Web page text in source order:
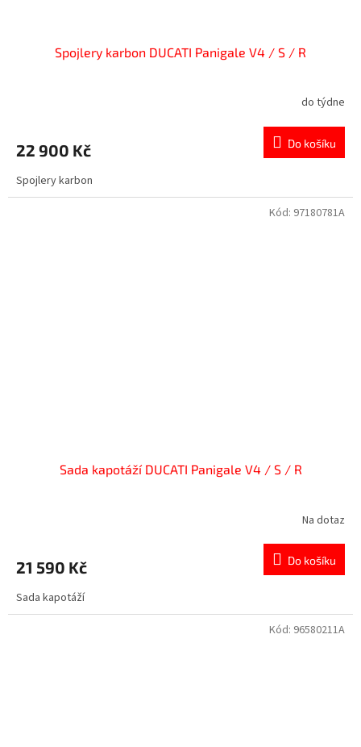
Spojlery karbon DUCATI Panigale V4 / S / R
do týdne
22 900 Kč Do košíku
Spojlery karbon
Sada kapotáží DUCATI Panigale V4 / S / R
Na dotaz
21 590 Kč Do košíku
Sada kapotáží
Kód: 97180781A
Kód: 96580211A